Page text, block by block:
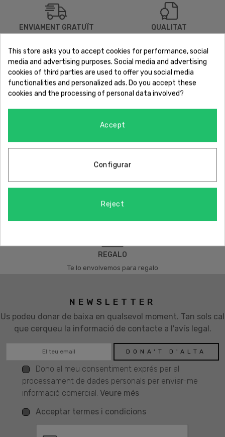
ENVIAMENT GRATUÏT
península
QUALITAT
PAGAMENT SEGUR POSSIBILITAT DE DEVOLUCIÓ
REGALO
Te lo envolvemos para regalo
NEWSLETTER
Us podeu donar de baixa en qualsevol moment. Tan sols cal
que cerqueu la informació de contacte a l'avís legal.
Dono el meu consentiment exprés per al
processament de dades personals per enviar-me
informació comercial. Veure més
Acceptar termes i condicions
This store asks you to accept cookies for performance, social
media and advertising purposes. Social media and advertising
cookies of third parties are used to offer you social media
functionalities and personalized ads. Do you accept these
cookies and the processing of personal data involved?
Accept
Configurar
Reject